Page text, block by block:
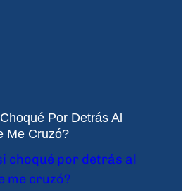
Por Detrás Al
Me Cruzó?